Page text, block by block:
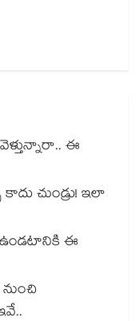
చుండ్రు! ఇలా
ఉండటానికి ఈ